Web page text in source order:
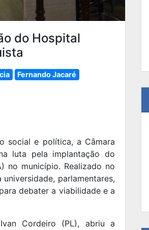
do Hospital
Fernando Jacaré
social e política, a Câmara
luta pela implantação do
no município. Realizado no
parlamentares,
debater a viabilidade e a
Cordeiro (PL), abriu a